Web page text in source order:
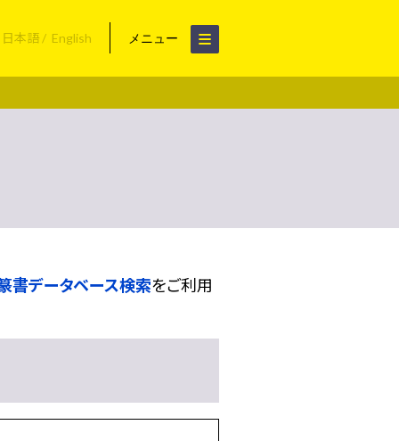
日本語 English メニュー
書データベース検索をご利用